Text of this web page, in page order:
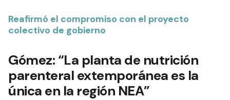
Reafirmó el compromiso con el proyecto
colectivo de gobierno
Gómez: “La planta de nutrición
parenteral extemporánea es la
única en la región NEA”